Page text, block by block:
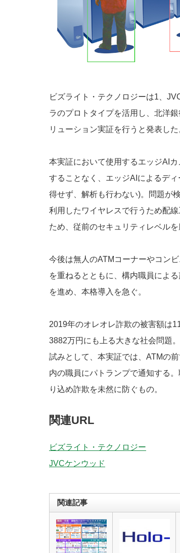
ビズライト・テクノロジーは1、
ラのプロトタイプを活用し、北洋
リューション実証を行うと発表した
本実証において使用するエッジAI
することなく、エッジAIによるデ
得せず、解析も行わない)。問題が
利用したワイヤレスで行うため配
ため、従前のセキュリティレベル
今後は無人のATMコーナーやコン
を重ねるとともに、構内職員によ
を進め、本格導入を急ぐ。
2019年のオレオレ詐欺の被害額は
3882万円にも上る大きな社会問題
試みとして、本実証では、ATMの
内の職員にパトランプで通知する
り込め詐欺を未然に防ぐもの。
関連URL
ビズライト・テクノロジー
JVCケンウッド
関連記事